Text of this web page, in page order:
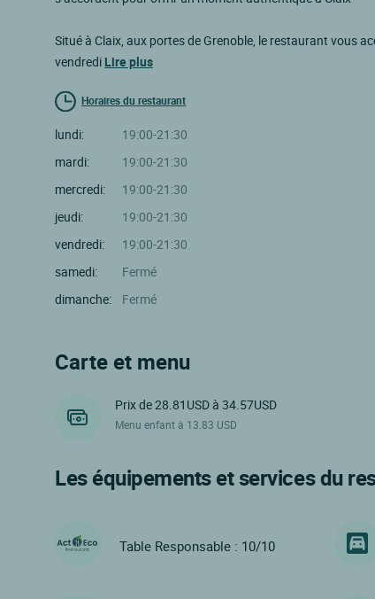
Situé à Claix, aux portes de Grenoble, le restaurant vous
vendredi Lire plus
Horaires du restaurant
lundi:
19:00-21:30
mardi:
19:00-21:30
mercredi:
19:00-21:30
jeudi:
19:00-21:30
vendredi:
19:00-21:30
samedi:
Fermé
dimanche:
Fermé
Carte et menu
Prix de 28.81USD à 34.57USD
Menu enfant à 13.83 USD
Les équipements et services du
Table Responsable : 10/10